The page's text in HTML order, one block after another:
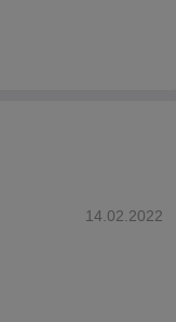
14.02.2022